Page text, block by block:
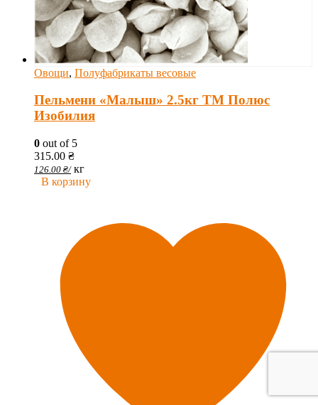
Овощи, Полуфабрикаты весовые
Пельмени «Малыш» 2.5кг ТМ Полюс
Изобилия
0 out of 5
315.00 ₴
126.00 ₴/ кг
В корзину